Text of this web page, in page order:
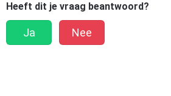
Heeft dit je vraag beantwoord?
Ja Nee